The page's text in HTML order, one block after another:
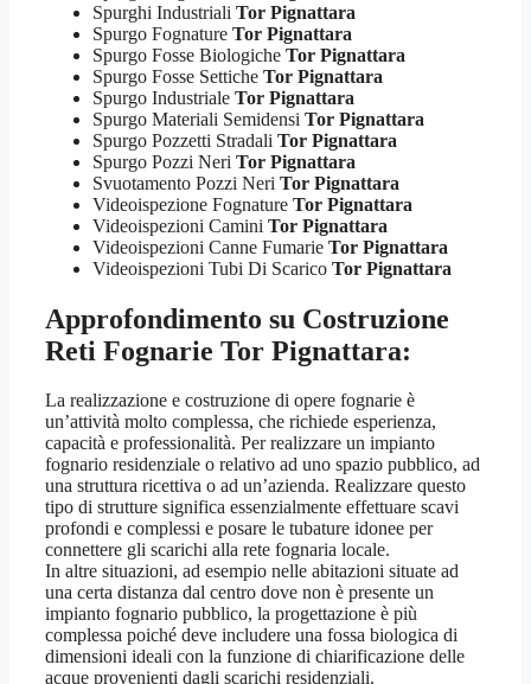
Spurghi Industriali Tor Pignattara
Spurgo Fognature Tor Pignattara
Spurgo Fosse Biologiche Tor Pignattara
Spurgo Fosse Settiche Tor Pignattara
Spurgo Industriale Tor Pignattara
Spurgo Materiali Semidensi Tor Pignattara
Spurgo Pozzetti Stradali Tor Pignattara
Spurgo Pozzi Neri Tor Pignattara
Svuotamento Pozzi Neri Tor Pignattara
Videoispezione Fognature Tor Pignattara
Videoispezioni Camini Tor Pignattara
Videoispezioni Canne Fumarie Tor Pignattara
Videoispezioni Tubi Di Scarico Tor Pignattara
Approfondimento su Costruzione
Reti Fognarie Tor Pignattara:
La realizzazione e costruzione di opere fognarie è
un’attività molto complessa, che richiede esperienza,
capacità e professionalità. Per realizzare un impianto
fognario residenziale o relativo ad uno spazio pubblico, ad
una struttura ricettiva o ad un’azienda. Realizzare questo
tipo di strutture significa essenzialmente effettuare scavi
profondi e complessi e posare le tubature idonee per
connettere gli scarichi alla rete fognaria locale.
In altre situazioni, ad esempio nelle abitazioni situate ad
una certa distanza dal centro dove non è presente un
impianto fognario pubblico, la progettazione è più
complessa poiché deve includere una fossa biologica di
dimensioni ideali con la funzione di chiarificazione delle
acque provenienti dagli scarichi residenziali.